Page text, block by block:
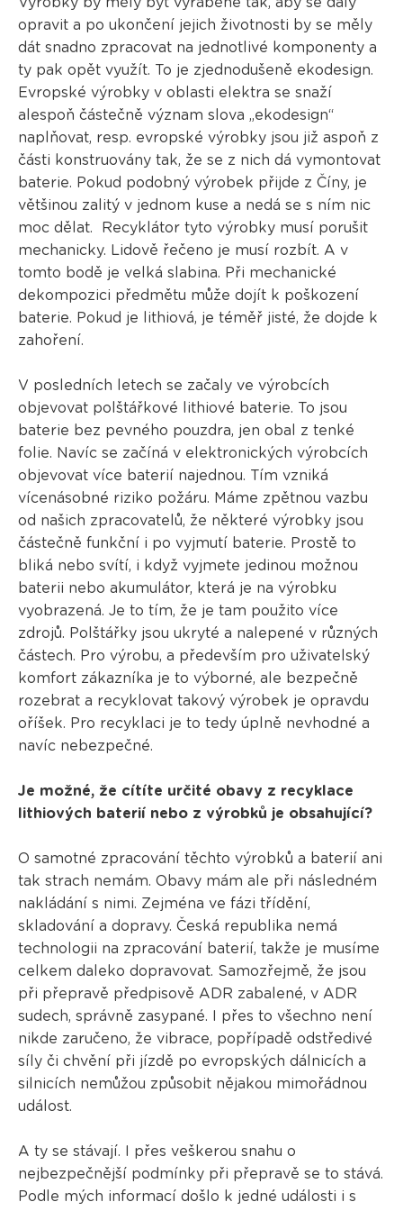
opravit a po ukončení jejich životnosti by se měly
dát snadno zpracovat na jednotlivé komponenty a
ty pak opět využít. To je zjednodušeně ekodesign.
Evropské výrobky v oblasti elektra se snaží
alespoň částečně význam slova „ekodesign“
naplňovat, resp. evropské výrobky jsou již aspoň z
části konstruovány tak, že se z nich dá vymontovat
baterie. Pokud podobný výrobek přijde z Číny, je
většinou zalitý v jednom kuse a nedá se s ním nic
moc dělat. Recyklátor tyto výrobky musí porušit
mechanicky. Lidově řečeno je musí rozbít. A v
tomto bodě je velká slabina. Při mechanické
dekompozici předmětu může dojít k poškození
baterie. Pokud je lithiová, je téměř jisté, že dojde k
zahoření.
V posledních letech se začaly ve výrobcích
objevovat polštářkové lithiové baterie. To jsou
baterie bez pevného pouzdra, jen obal z tenké
folie. Navíc se začíná v elektronických výrobcích
objevovat více baterií najednou. Tím vzniká
vícenásobné riziko požáru. Máme zpětnou vazbu
od našich zpracovatelů, že některé výrobky jsou
částečně funkční i po vyjmutí baterie. Prostě to
bliká nebo svítí, i když vyjmete jedinou možnou
baterii nebo akumulátor, která je na výrobku
vyobrazená. Je to tím, že je tam použito více
zdrojů. Polštářky jsou ukryté a nalepené v různých
částech. Pro výrobu, a především pro uživatelský
komfort zákazníka je to výborné, ale bezpečně
rozebrat a recyklovat takový výrobek je opravdu
oříšek. Pro recyklaci je to tedy úplně nevhodné a
navíc nebezpečné.
Je možné, že cítíte určité obavy z recyklace
lithiových baterií nebo z výrobků je obsahující?
O samotné zpracování těchto výrobků a baterií ani
tak strach nemám. Obavy mám ale při následném
nakládání s nimi. Zejména ve fázi třídění,
skladování a dopravy. Česká republika nemá
technologii na zpracování baterií, takže je musíme
celkem daleko dopravovat. Samozřejmě, že jsou
při přepravě předpisově ADR zabalené, v ADR
sudech, správně zasypané. I přes to všechno není
nikde zaručeno, že vibrace, popřípadě odstředivé
síly či chvění při jízdě po evropských dálnicích a
silnicích nemůžou způsobit nějakou mimořádnou
událost.
A ty se stávají. I přes veškerou snahu o
nejbezpečnější podmínky při přepravě se to stává.
Podle mých informací došlo k jedné události i s